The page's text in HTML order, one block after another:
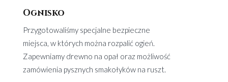
Ognisko
Przygotowaliśmy specjalne bezpieczne
miejsca, w których można rozpalić ogień.
Zapewniamy drewno na opał oraz możliwość
zamówienia pysznych smakołyków na ruszt.